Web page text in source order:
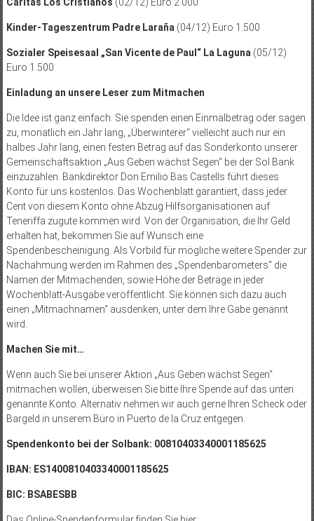
Kinder-Tageszentrum Padre Laraña (04/12) Euro 1.500
Sozialer Speisesaal „San Vicente de Paul“ La Laguna (05/12)
Euro 1.500
Einladung an unsere Leser zum Mitmachen
Die Idee ist ganz einfach: Sie spenden einen Einmalbetrag oder sagen
zu, monatlich ein Jahr lang, „Überwinterer“ vielleicht auch nur ein
halbes Jahr lang, einen festen Betrag auf das Sonderkonto unserer
Gemeinschaftsaktion „Aus Geben wächst Segen“ bei der Sol Bank
einzuzahlen. Bankdirektor Don Emilio Bas Castells führt dieses
Konto für uns kos­tenlos. Das Wochenblatt garantiert, dass jeder
Cent von diesem Konto ohne Abzug Hilfsorganisationen auf
Teneriffa zugute kommen wird. Von der Organisation, die Ihr Geld
erhalten hat, bekommen Sie auf Wunsch eine
Spendenbescheinigung. Als Vorbild für mögliche weitere Spender zur
Nachahmung werden im Rahmen des „Spendenbarometers“ die
Namen der Mitmachenden, sowie Höhe der Beträge in jeder
Wochenblatt-Ausgabe veröffentlicht. Sie können sich dazu auch
einen „Mitmachnamen“ ausdenken, unter dem Ihre Gabe genannt
wird.
Machen Sie mit…
Wenn auch Sie bei unserer Aktion „Aus Geben wächst Segen“
mitmachen wollen, überweisen Sie bitte Ihre Spende auf das unten
genannte Konto. Alternativ nehmen wir auch gerne Ihren Scheck oder
Bargeld in unserem Büro in Puerto de la Cruz entgegen.
Spendenkonto bei der Solbank: 00810403340001185625
IBAN: ES1400810403340001185625
BIC: BSABESBB